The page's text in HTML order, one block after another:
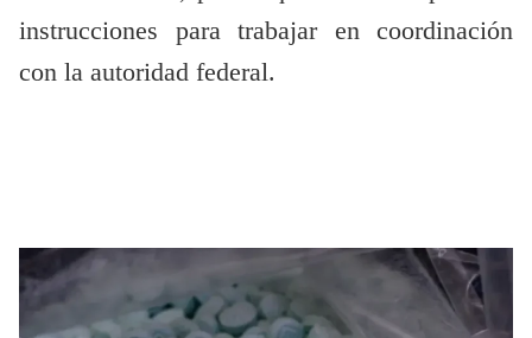
instrucciones para trabajar en coordinación
con la autoridad federal.